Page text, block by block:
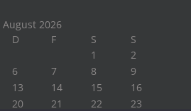
August 2026
D F S
S
1
2
6 7 8
9
13 14 15
16
20 21 22
23